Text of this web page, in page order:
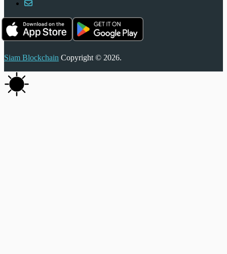
Siam Blockchain Copyright © 2026.